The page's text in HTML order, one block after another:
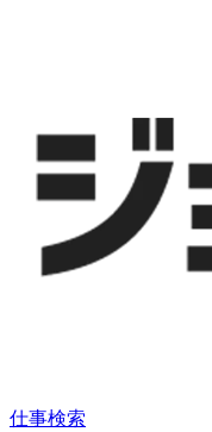
仕事検索